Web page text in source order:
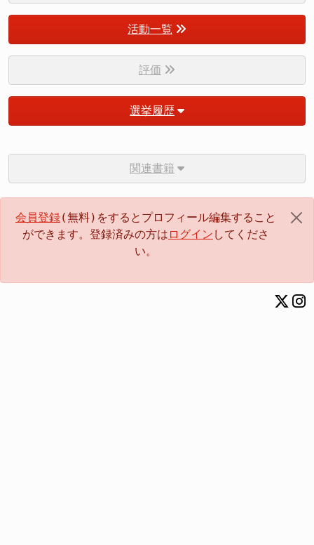
活動一覧
評価
選挙履歴
関連書籍
会員登録(無料)をするとプロフィール編集すること
ができます。登録済みの方は ログイン してくださ
い。